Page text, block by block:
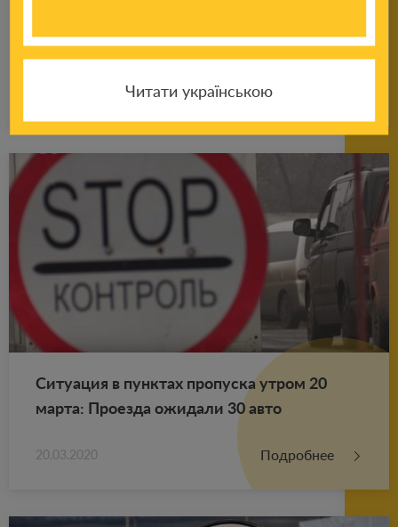
но­стью за­кры­ва­ет­ся
Подробнее
Си­ту­а­ция в пунк­тах про­пус­ка утром 20
марта: Про­ез­да ожи­да­ли 30 авто
20.03.2020 Подробнее
Читати українською